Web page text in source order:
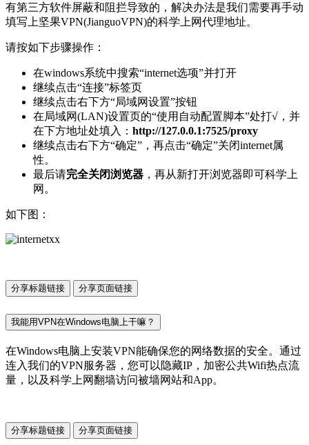
有第三方软件屏蔽和阻拦导致的，解决办法是我们需要再手动
填写上坚果VPN(JianguoVPN)的科学上网代理地址。
请按如下步骤操作：
在windows系统中搜索“internet选项”并打开
继续点击“连接”标签页
继续点击右下方“局域网设置”按钮
在局域网(LAN)设置页的“使用自动配置脚本”处打√，并
在下方地址处填入： http://127.0.0.1:7525/proxy
继续点击右下方“确定”，再点击“确定”关闭internet属
性。
最后请完全关闭浏览器 ，再从新打开浏览器即可科学上
网。
如下图：
分享标题链接 分享页面链接
我能用VPN在Windows电脑上干嘛？
在Windows电脑上安装VPN能确保您的网络数据的安全。通过
连入我们的VPN服务器，您可以隐藏IP，加密公共Wifi热点流
量，以及科学上网翻墙访问被墙网站和App。
分享标题链接 分享页面链接